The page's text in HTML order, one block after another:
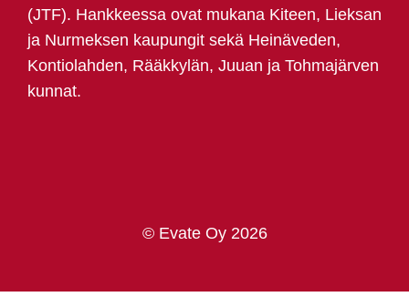
(JTF). Hankkeessa ovat mukana Kiteen, Lieksan
ja Nurmeksen kaupungit sekä Heinäveden,
Kontiolahden, Rääkkylän, Juuan ja Tohmajärven
kunnat.
© Evate Oy 2026